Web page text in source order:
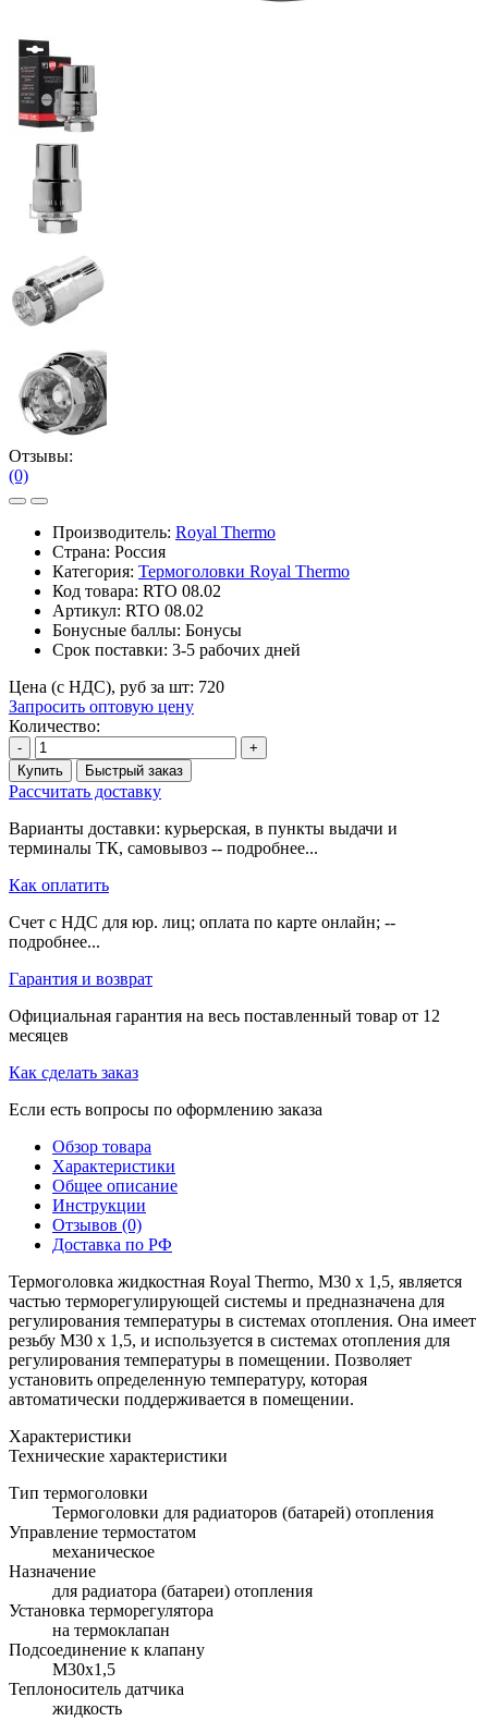
Отзывы:
(0)
Производитель: Royal Thermo
Страна: Россия
Категория: Термоголовки Royal Thermo
Код товара: RTO 08.02
Артикул: RTO 08.02
Бонусные баллы: Бонусы
Срок поставки: 3-5 рабочих дней
Цена (с НДС), руб за шт: 720
Запросить оптовую цену
Количество:
-
+
Купить
Быстрый заказ
Рассчитать доставку
Варианты доставки: курьерская, в пункты выдачи и
терминалы ТК, самовывоз -- подробнее...
Как оплатить
Счет с НДС для юр. лиц; оплата по карте онлайн; --
подробнее...
Гарантия и возврат
Официальная гарантия на весь поставленный товар от 12
месяцев
Как сделать заказ
Если есть вопросы по оформлению заказа
Обзор товара
Характеристики
Общее описание
Инструкции
Отзывов (0)
Доставка по РФ
Термоголовка жидкостная Royal Thermo, M30 x 1,5, является
частью терморегулирующей системы и предназначена для
регулирования температуры в системах отопления. Она имеет
резьбу M30 x 1,5, и используется в системах отопления для
регулирования температуры в помещении. Позволяет
установить определенную температуру, которая
автоматически поддерживается в помещении.
Характеристики
Технические характеристики
Тип термоголовки
Термоголовки для радиаторов (батарей) отопления
Управление термостатом
механическое
Назначение
для радиатора (батареи) отопления
Установка терморегулятора
на термоклапан
Подсоединение к клапану
М30х1,5
Теплоноситель датчика
жидкость